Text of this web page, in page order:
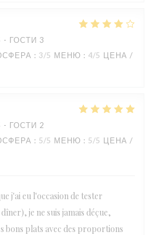
- ГОСТИ 3
: 3/5 МЕНЮ : 4/5 ЦЕНА /
- ГОСТИ 2
: 5/5 МЕНЮ : 5/5 ЦЕНА /
j'ai eu l'occasion de tester
je ne suis jamais déçue,
bons plats avec des proportions